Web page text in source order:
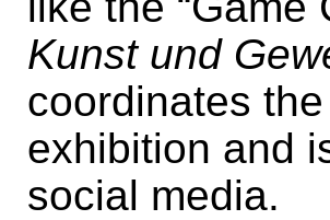
Kunst und
coordinates
exhibition and
social media.